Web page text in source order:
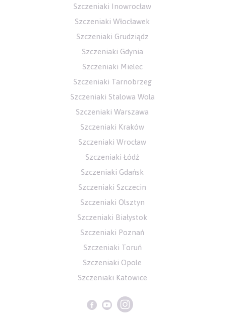
Szczeniaki Inowrocław
Szczeniaki Włocławek
Szczeniaki Grudziądz
Szczeniaki Gdynia
Szczeniaki Mielec
Szczeniaki Tarnobrzeg
Szczeniaki Stalowa Wola
Szczeniaki Warszawa
Szczeniaki Kraków
Szczeniaki Wrocław
Szczeniaki Łódź
Szczeniaki Gdańsk
Szczeniaki Szczecin
Szczeniaki Olsztyn
Szczeniaki Białystok
Szczeniaki Poznań
Szczeniaki Toruń
Szczeniaki Opole
Szczeniaki Katowice